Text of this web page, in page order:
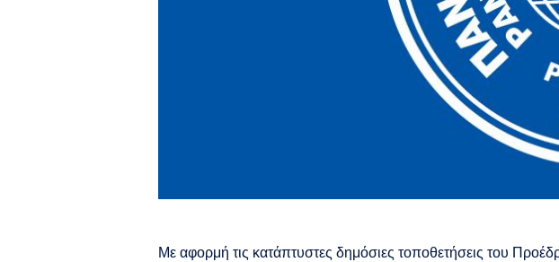
Με αφορμή τις κατάπτυστες δημόσιες τοποθετήσεις του